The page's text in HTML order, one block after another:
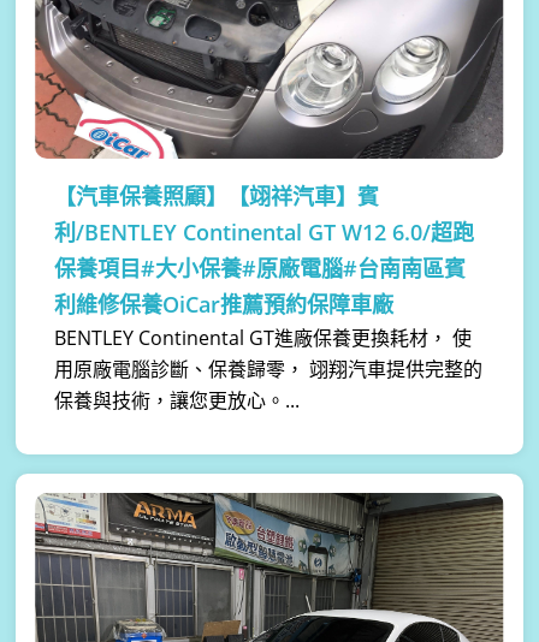
【汽車保養照顧】
【翊祥汽車】賓
利/BENTLEY Continental GT W12 6.0/超跑
保養項目#大小保養#原廠電腦#台南南區賓
利維修保養OiCar推薦預約保障車廠
BENTLEY Continental GT進廠保養更換耗材， 使
用原廠電腦診斷、保養歸零， 翊翔汽車提供完整的
保養與技術，讓您更放心。...